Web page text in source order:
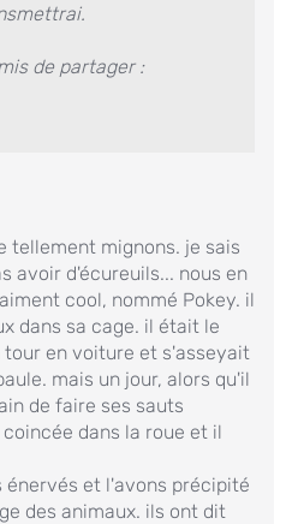
de partager :
tellement mignons. je sais
avoir d'écureuils... nous en
cool, nommé Pokey. il
dans sa cage. il était le
en voiture et s'asseyait
mais un jour, alors qu'il
de faire ses sauts
dans la roue et il
énervés et l'avons précipité
des animaux. ils ont dit